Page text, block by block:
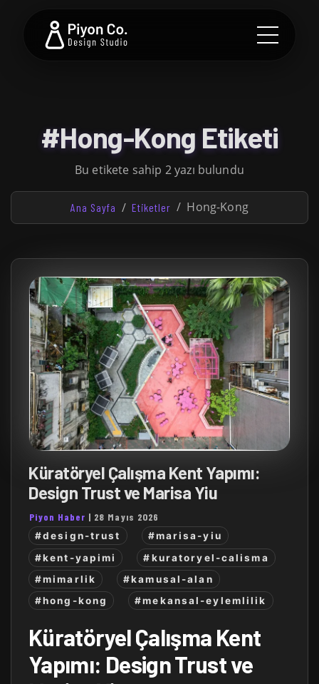
#Hong-Kong Etiketi
Bu etikete sahip 2 yazı bulundu
Ana Sayfa Etiketler Hong-Kong
Küratöryel Çalışma Kent Yapımı:
Design Trust ve Marisa Yiu
Piyon Haber | 28 Mayıs 2026
#design-trust
#marisa-yiu
#kent-yapimi
#kuratoryel-calisma
#mimarlik
#kamusal-alan
#hong-kong
#mekansal-eylemlilik
Küratöryel Çalışma Kent
Yapımı: Design Trust ve